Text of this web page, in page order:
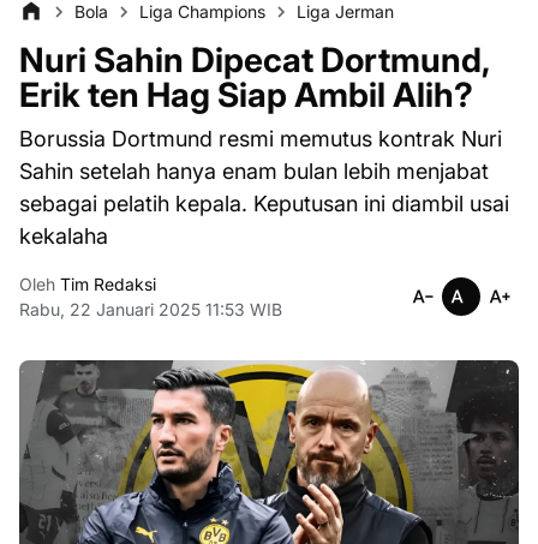
Bola Liga Champions Liga Jerman
Nuri Sahin Dipecat Dortmund,
Erik ten Hag Siap Ambil Alih?
Borussia Dortmund resmi memutus kontrak Nuri
Sahin setelah hanya enam bulan lebih menjabat
sebagai pelatih kepala. Keputusan ini diambil usai
kekalaha
Oleh Tim Redaksi
Rabu, 22 Januari 2025 11:53 WIB